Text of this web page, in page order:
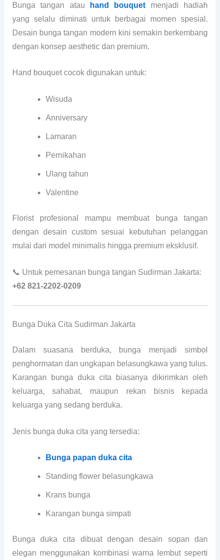
Bunga tangan atau hand bouquet menjadi hadiah
yang selalu diminati untuk berbagai momen spesial.
Desain bunga tangan modern kini semakin berkembang
dengan konsep aesthetic dan premium.
Hand bouquet cocok digunakan untuk:
Wisuda
Anniversary
Lamaran
Pernikahan
Ulang tahun
Valentine
Florist profesional mampu membuat bunga tangan
dengan desain custom sesuai kebutuhan pelanggan
mulai dari model minimalis hingga premium eksklusif.
📞 Untuk pemesanan bunga tangan Sudirman Jakarta:
+62 821-2202-0209
Bunga Duka Cita Sudirman Jakarta
Dalam suasana berduka, bunga menjadi simbol
penghormatan dan ungkapan belasungkawa yang tulus.
Karangan bunga duka cita biasanya dikirimkan oleh
keluarga, sahabat, maupun rekan bisnis kepada
keluarga yang sedang berduka.
Jenis bunga duka cita yang tersedia:
Bunga papan duka cita
Standing flower belasungkawa
Krans bunga
Karangan bunga simpati
Bunga duka cita dibuat dengan desain sopan dan
elegan menggunakan kombinasi warna lembut seperti